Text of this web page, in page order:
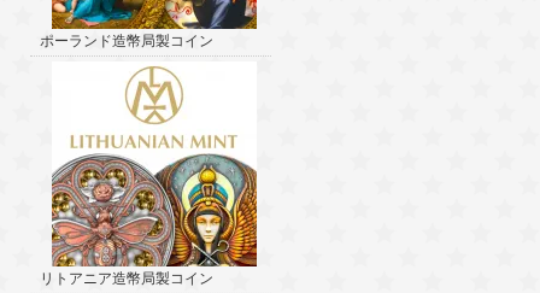
ポーランド造幣局製コイン
リトアニア造幣局製コイン